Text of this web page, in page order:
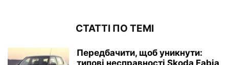
СТАТТІ ПО ТЕМІ
Передбачити, щоб уникнути: